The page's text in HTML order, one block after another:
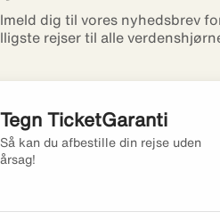
dig til vores nyhedsbrev
rejser til alle
Tegn TicketGaranti
Så kan du afbestille din rejse uden
årsag!